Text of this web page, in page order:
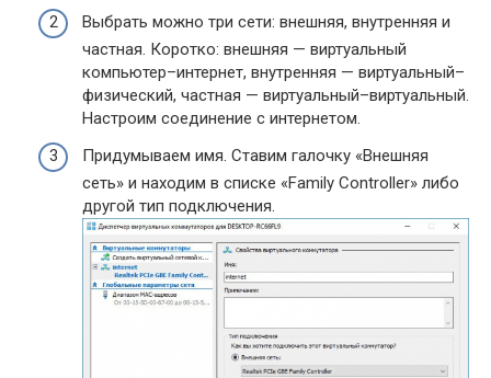
Выбрать можно три сети: внешняя, внутренняя и
частная. Коротко: внешняя — виртуальный
компьютер–интернет, внутренняя — виртуальный–
физический, частная — виртуальный–виртуальный.
Настроим соединение с интернетом.
Придумываем имя. Ставим галочку «Внешняя
сеть» и находим в списке «Family Controller» либо
другой тип подключения.